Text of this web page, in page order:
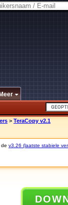
> TeraCopy v2.1
v3.26 (laatste stabiele